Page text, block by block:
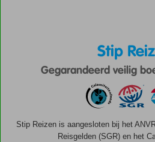
Stip
Gegarandeerd veilig
Stip Reizen is aangesloten bij het
Reisgelden (SGR) en het